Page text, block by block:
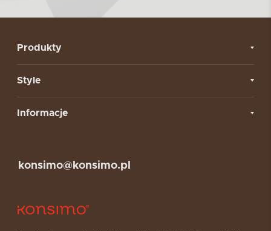
Produkty
Style
Informacje
konsimo@konsimo.pl